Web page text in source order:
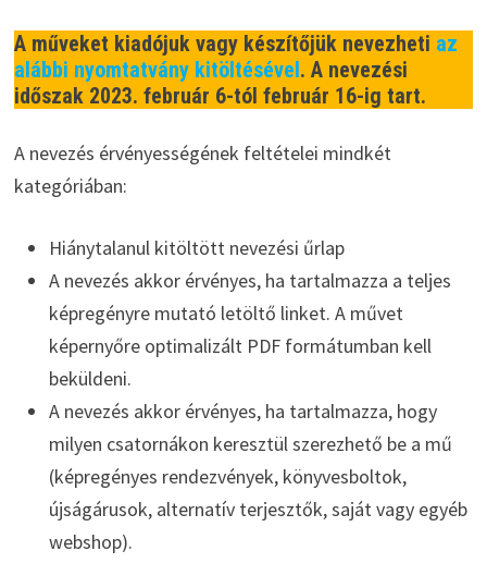
A műveket kiadójuk vagy készítőjük nevezheti az
alábbi nyomtatvány kitöltésével. A nevezési
időszak 2023. február 6-tól február 16-ig tart.
A nevezés érvényességének feltételei mindkét
kategóriában:
Hiánytalanul kitöltött nevezési űrlap
A nevezés akkor érvényes, ha tartalmazza a teljes
képregényre mutató letöltő linket. A művet
képernyőre optimalizált PDF formátumban kell
beküldeni.
A nevezés akkor érvényes, ha tartalmazza, hogy
milyen csatornákon keresztül szerezhető be a mű
(képregényes rendezvények, könyvesboltok,
újságárusok, alternatív terjesztők, saját vagy egyéb
webshop).